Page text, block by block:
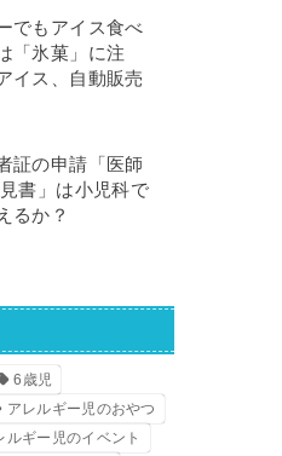
でもアイス食べ
「氷菓」に注
イス、自動販売
証の申請「医師
書」は小児科で
るか？
6歳児
アレルギー児のおやつ
ルギー児のイベント